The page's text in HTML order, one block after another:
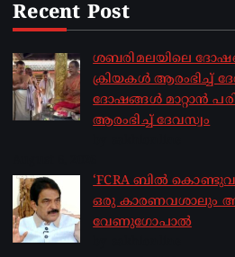
Recent Post
ശബരിമലയിലെ
ക്രിയകൾ ആരംഭിച്ച്
ദോഷങ്ങൾ മാറ്റാൻ
ആരംഭിച്ച് ദേവസ്വം
‘FCRA ബിൽ
ഒരു കാരണവശാലും
വേണു​ഗോപാൽ